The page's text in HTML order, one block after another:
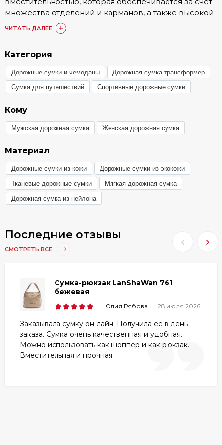
множества отделений и карманов, а также высокой
прочностью и износостойкостью, достигающиеся
благодаря качественным материалам.
первозданный внешний вид перевозимых вещей.
Для производства изделий используется текстиль,
пластик и кожа натуральная/искусственная.
Удобство транспортировки обеспечивается с
предусмотренных ручек.
Положительные свойства сумок
Дорожные сумки обладают множеством
достоинств:
• Вместительность;
• Прочность и надежность;
• Современный внешний вид;
• Удобство использования и хранения;
• Многолетний срок эксплуатации;
• Удобство транспортировки;
• Приемлемая стоимость;
• Аккуратный пошив;
размера и цветовой гаммы;
• Защита вещей от механических повреждений;
• Устойчивость к деформациям от прямых солнечных
лучей и перепадам температуры.
ЧИТАТЬ ДАЛЕЕ
Категория
Дорожные сумки и чемоданы
Дорожная сумка трансформер
Сумка для путешествий
Спортивные дорожные сумки
Кому
Мужская дорожная сумка Женская дорожная сумка
Материал
Дорожные сумки из кожи
Дорожные сумки из экокожи
Тканевые дорожные сумки
Мягкая дорожная сумка
Дорожная сумка из нейлона
Последние отзывы
СМОТРЕТЬ ВСЕ
Сумка-рюкзак LanShaWan 761
бежевая
Юлия Рябова 28 июля 2026
Заказывала сумку он-лайн. Получила её в день
заказа. Сумка очень качественная и удобная.
Можно использовать как шоппер и как рюкзак.
Вместительная и прочная.